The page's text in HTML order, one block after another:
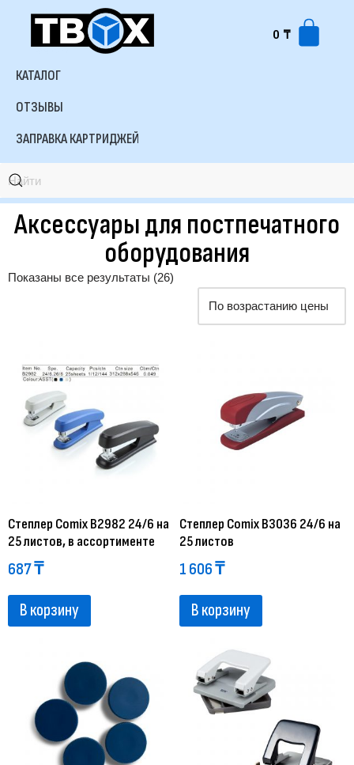
0 ₸
КАТАЛОГ
ОТЗЫВЫ
ЗАПРАВКА КАРТРИДЖЕЙ
Аксессуары для постпечатного
оборудования
Показаны все результаты (26)
Степлер Comix B2982 24/6 на
25 листов, в ассортименте
687₸
В корзину
Степлер Comix B3036 24/6 на
25 листов
1 606₸
В корзину